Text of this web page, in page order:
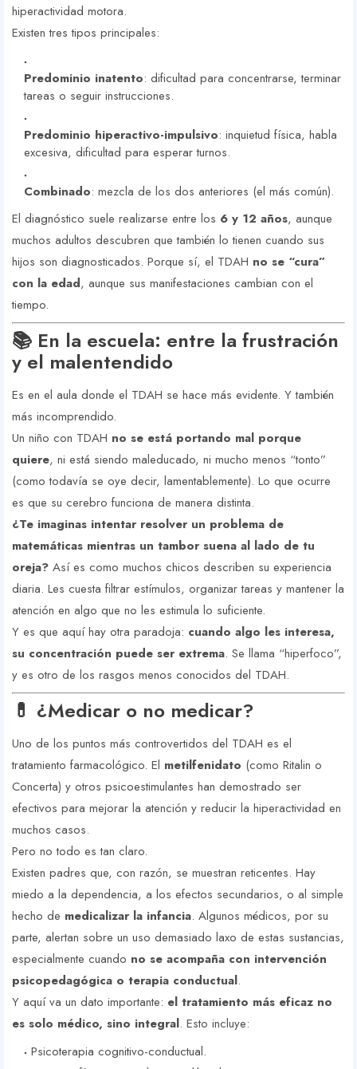
hiperactividad motora.
Existen tres tipos principales:
Predominio inatento: dificultad para concentrarse, terminar
tareas o seguir instrucciones.
Predominio hiperactivo-impulsivo: inquietud física, habla
excesiva, dificultad para esperar turnos.
Combinado: mezcla de los dos anteriores (el más común).
El diagnóstico suele realizarse entre los 6 y 12 años, aunque
muchos adultos descubren que también lo tienen cuando sus
hijos son diagnosticados. Porque sí, el TDAH no se “cura”
con la edad, aunque sus manifestaciones cambian con el
tiempo.
📚 En la escuela: entre la frustración
y el malentendido
Es en el aula donde el TDAH se hace más evidente. Y también
más incomprendido.
Un niño con TDAH no se está portando mal porque
quiere, ni está siendo maleducado, ni mucho menos “tonto”
(como todavía se oye decir, lamentablemente). Lo que ocurre
es que su cerebro funciona de manera distinta.
¿Te imaginas intentar resolver un problema de
matemáticas mientras un tambor suena al lado de tu
oreja? Así es como muchos chicos describen su experiencia
diaria. Les cuesta filtrar estímulos, organizar tareas y mantener la
atención en algo que no les estimula lo suficiente.
Y es que aquí hay otra paradoja: cuando algo les interesa,
su concentración puede ser extrema. Se llama “hiperfoco”,
y es otro de los rasgos menos conocidos del TDAH.
💊 ¿Medicar o no medicar?
Uno de los puntos más controvertidos del TDAH es el
tratamiento farmacológico. El metilfenidato (como Ritalin o
Concerta) y otros psicoestimulantes han demostrado ser
efectivos para mejorar la atención y reducir la hiperactividad en
muchos casos.
Pero no todo es tan claro.
Existen padres que, con razón, se muestran reticentes. Hay
miedo a la dependencia, a los efectos secundarios, o al simple
hecho de medicalizar la infancia. Algunos médicos, por su
parte, alertan sobre un uso demasiado laxo de estas sustancias,
especialmente cuando no se acompaña con intervención
psicopedagógica o terapia conductual.
Y aquí va un dato importante: el tratamiento más eficaz no
es solo médico, sino integral. Esto incluye:
Psicoterapia cognitivo-conductual.